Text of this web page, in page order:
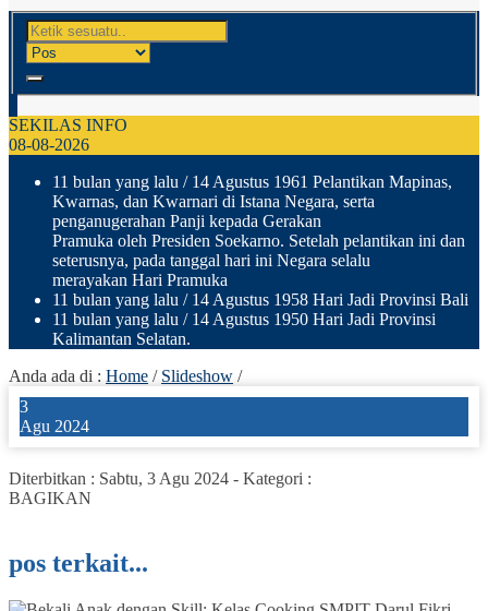
SEKILAS INFO
08-08-2026
11 bulan yang lalu / 14 Agustus 1961 Pelantikan Mapinas,
Kwarnas, dan Kwarnari di Istana Negara, serta
penganugerahan Panji kepada Gerakan
Pramuka oleh Presiden Soekarno. Setelah pelantikan ini dan
seterusnya, pada tanggal hari ini Negara selalu
merayakan Hari Pramuka
11 bulan yang lalu / 14 Agustus 1958 Hari Jadi Provinsi Bali
11 bulan yang lalu / 14 Agustus 1950 Hari Jadi Provinsi
Kalimantan Selatan.
Anda ada di : Home / Slideshow /
3
Agu 2024
Diterbitkan : Sabtu, 3 Agu 2024 - Kategori :
BAGIKAN
pos terkait...